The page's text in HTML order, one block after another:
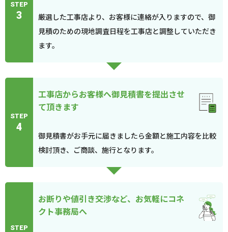
STEP
3
厳選した工事店より、お客様に連絡が入りますので、御
見積のための現地調査日程を工事店と調整していただき
ます。
STEP
4
工事店からお客様へ御見積書を提出させ
て頂きます
御見積書がお手元に届きましたら金額と施工内容を比較
検討頂き、ご商談、施行となります。
STEP
お断りや値引き交渉など、お気軽にコネ
クト事務局へ